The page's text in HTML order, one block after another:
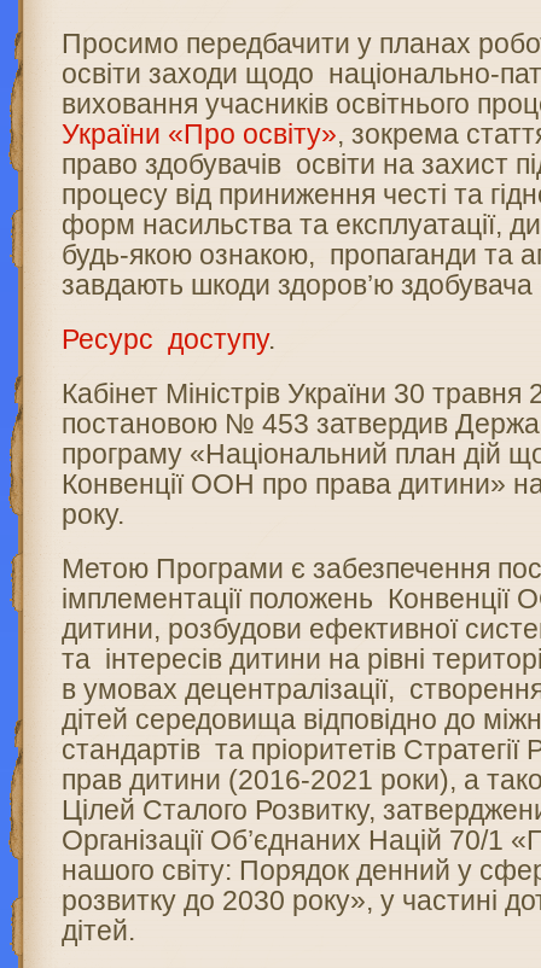
Просимо передбачити у планах
освіти заходи щодо національно-
виховання учасників освітнього
України «Про освіту», зокрема
право здобувачів освіти на захист
процесу від приниження честі та
форм насильства та експлуатації,
будь-якою ознакою, пропаганди та
завдають шкоди здоров’ю здобувача
Ресурс доступу.
Кабінет Міністрів України 30 травня
постановою № 453 затвердив
програму «Національний план дій
Конвенції ООН про права дитини»
року.
Метою Програми є забезпечення
імплементації положень Конвенції
дитини, розбудови ефективної
та інтересів дитини на рівні
в умовах децентралізації,
дітей середовища відповідно до
стандартів та пріоритетів
прав дитини (2016-2021 роки), а
Цілей Сталого Розвитку,
Організації Об’єднаних Націй 70/1
нашого світу: Порядок денний у
розвитку до 2030 року», у частині
дітей.